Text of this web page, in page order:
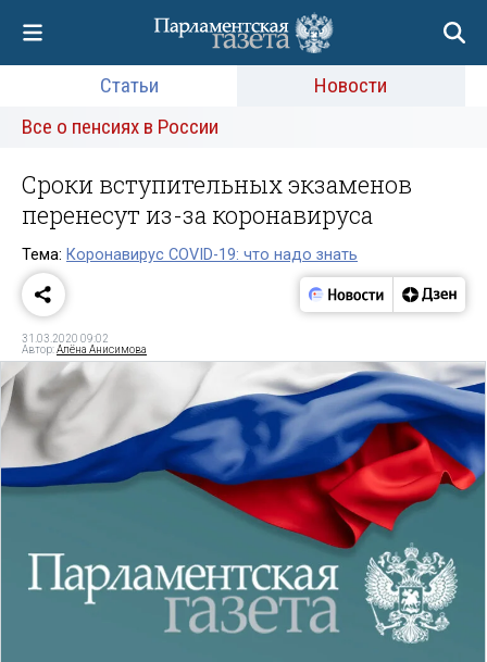
Статьи
Новости
Все о пенсиях в России
Сроки вступительных экзаменов
перенесут из-за коронавируса
Тема: Коронавирус COVID-19: что надо знать
31.03.2020 09:02
Автор:Алёна Анисимова